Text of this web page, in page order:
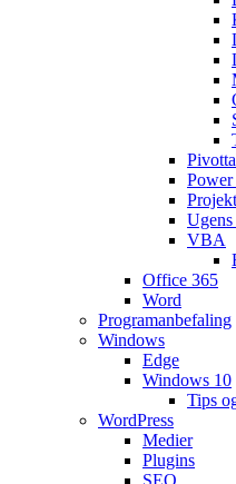
VBA
Office 365
Word
Programanbefaling
Windows
Edge
Windows 10
Tips
WordPress
Medier
Plugins
SEO